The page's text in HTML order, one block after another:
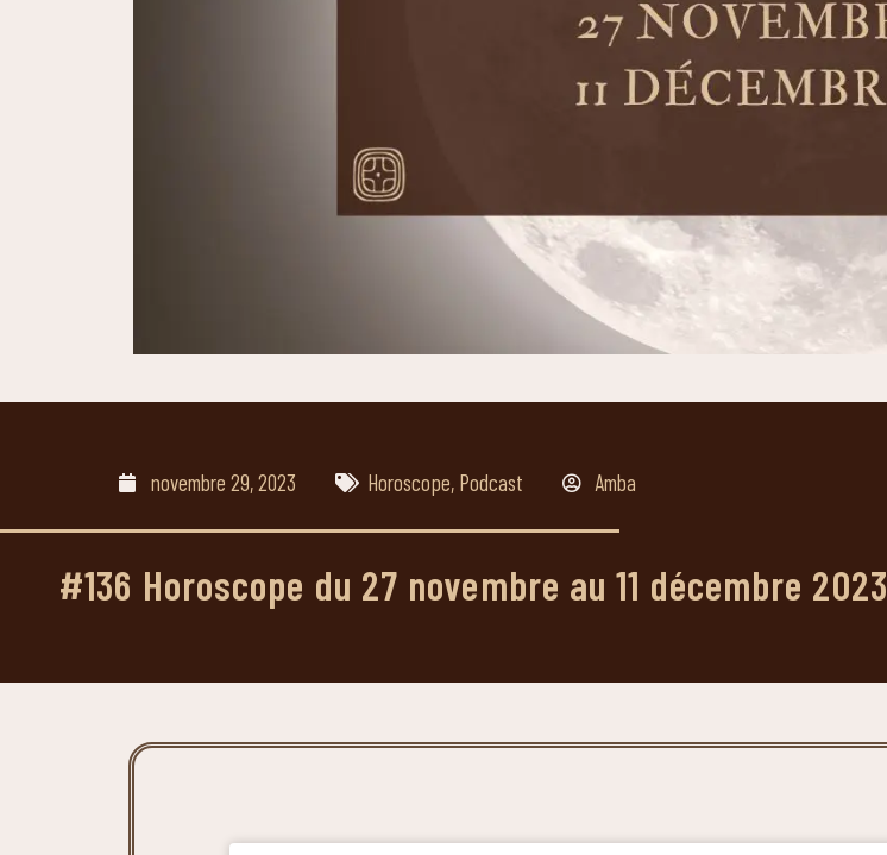
novembre 29, 2023 Horoscope, Podcast Amba
#136 Horoscope du 27 novembre au 11 décembre 2023